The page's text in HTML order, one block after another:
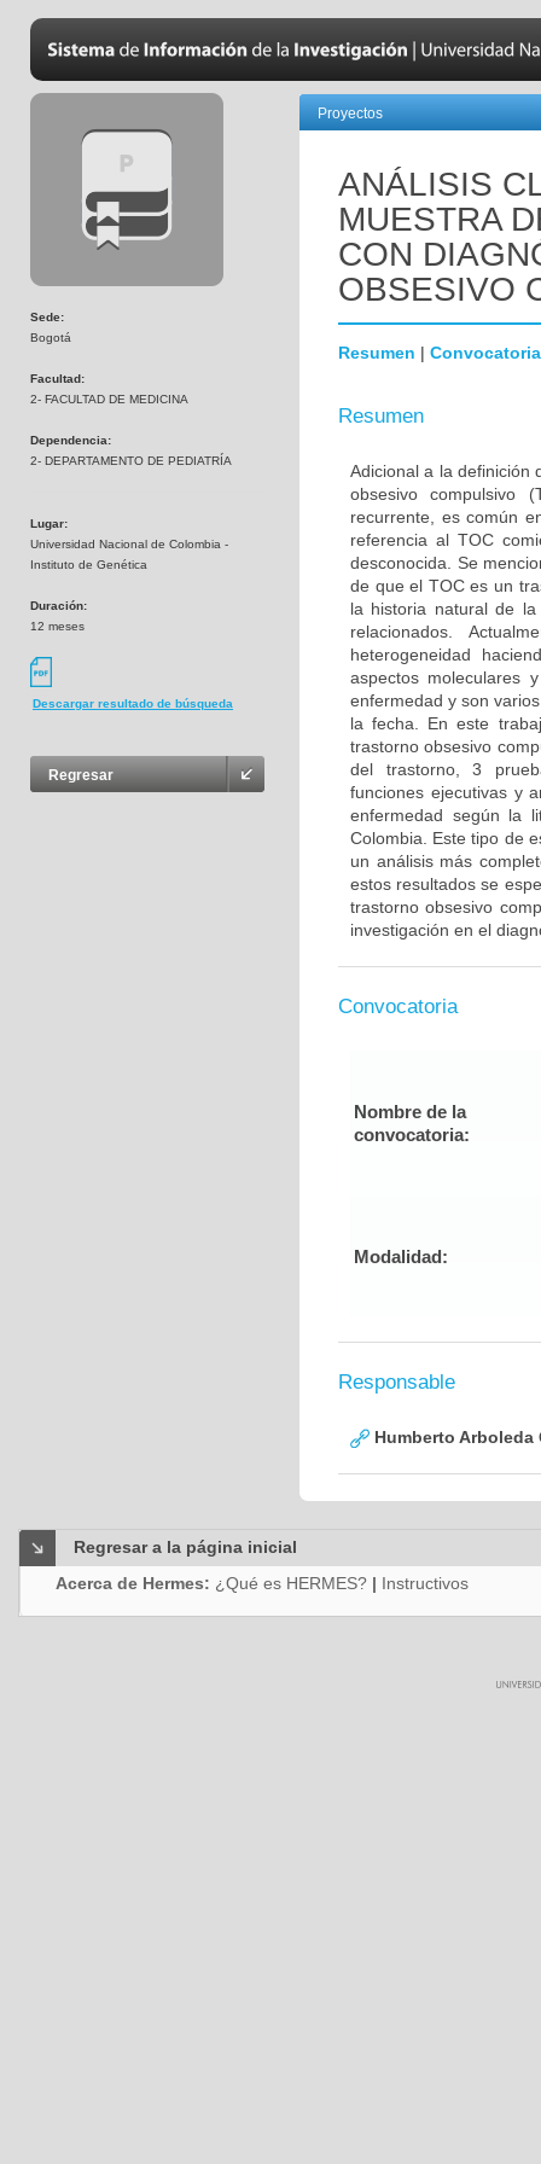
Sede:
Bogotá
Facultad:
2- FACULTAD DE MEDICINA
Dependencia:
2- DEPARTAMENTO DE PEDIATRÍA
Lugar:
Universidad Nacional de Colombia -
Instituto de Genética
Duración:
12 meses
Descargar resultado de búsqueda
Regresar
Proyectos
ANÁLISIS
MUESTRA
CON
OBSESIVO
Resumen | Convocatoria
Resumen
Adicional a la definición
obsesivo compulsivo
recurrente, es común
referencia al TOC
desconocida. Se
de que el TOC es un
la historia natural de
relacionados.
heterogeneidad
aspectos moleculares
enfermedad y son
la fecha. En este
trastorno obsesivo
del trastorno, 3
funciones ejecutivas y
enfermedad según la
Colombia. Este tipo de
un análisis más
estos resultados se
trastorno obsesivo
investigación en el
Convocatoria
Nombre de la
convocatoria:
Modalidad:
Responsable
Humberto Arboleda
Regresar a la página inicial
Acerca de Hermes: ¿Qué es HERMES? | Instructivos